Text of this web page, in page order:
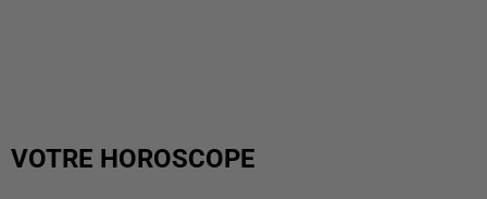
VOTRE HOROSCOPE